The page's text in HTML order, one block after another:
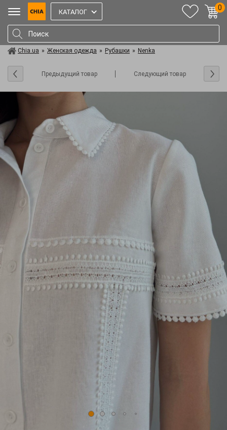
КАТАЛОГ
0
Chia.ua » Женская одежда » Рубашки » Nenka
Предыдущий товар Следующий товар